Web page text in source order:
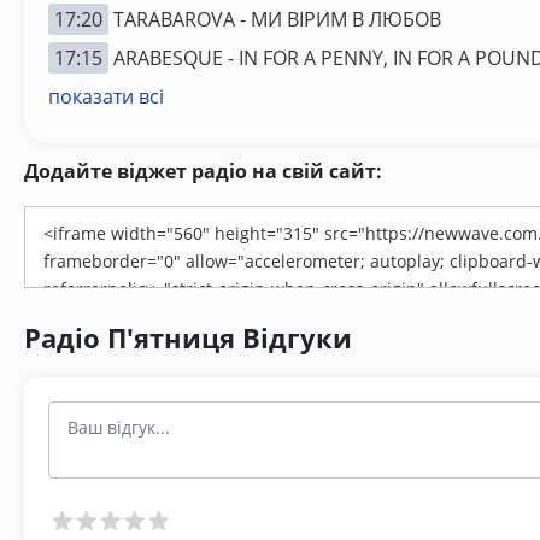
17:20 TARABAROVA - МИ ВІРИМ В ЛЮБОВ
17:15 ARABESQUE - IN FOR A PENNY, IN FOR A
показати всі
Додайте віджет радіо на свій сайт:
Радіо П'ятниця Відгуки